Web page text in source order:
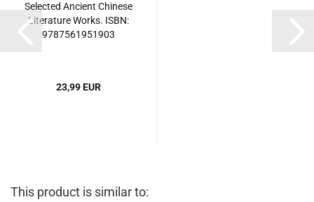
Selected Ancient Chinese
Literature Works. ISBN:
9787561951903
23,99 EUR
This product is similar to: